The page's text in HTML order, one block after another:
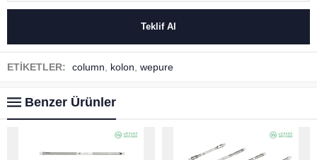
ETİKETLER: column, kolon, wepure
Benzer Ürünler